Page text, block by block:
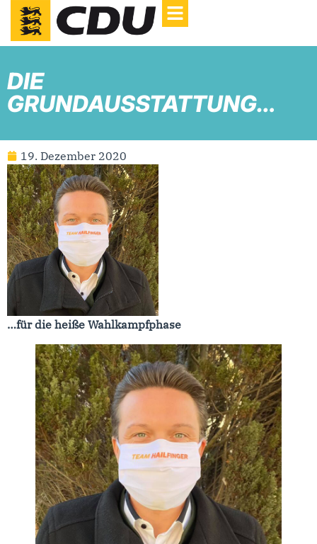
DIE
GRUNDAUSSTATTUNG…
19. Dezember 2020
…für die heiße Wahlkampfphase